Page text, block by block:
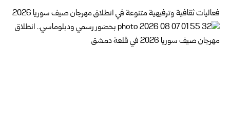
فعاليات ثقافية وترفيهية متنوعة في انطلاق مهرجان صيف سوريا 2026